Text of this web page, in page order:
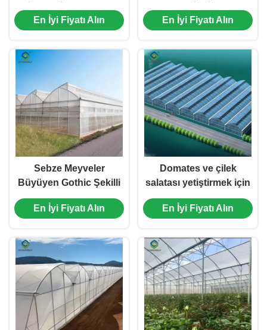
Multi Span Plastik Film
Serası
En İyi Fiyatı Alın
yüksekliği ile büyük
ticari sera
En İyi Fiyatı Alın
Sebze Meyveler
Büyüyen Gothic Şekilli
Sera PO PEP Plastik
Film Kaplama
En İyi Fiyatı Alın
Domates ve çilek
salatası yetiştirmek için
OEM Gothic Yüksek
Tünel Sera
En İyi Fiyatı Alın